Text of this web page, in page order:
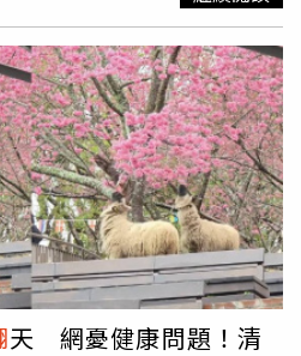
」、「禮物精緻到像藝術品」、
外，林心如先前也透露，今年母
帶著媽媽、婆婆與女兒一起聚餐
是自己負責安排，「怎麼好意思
。至於老公霍建華是否會現身一
前還不確定對方是否有工作安
她也笑說，母親節真正的主角其
跟婆婆表示，不是跟我」，一句
互動。林心如也透露，女兒平時
早上起床要點眼藥水時，即使小
起身幫忙抽衛生紙，小小舉動總
令便自動開啟「熱舞模式」，一
手勢，萌翻眾人。談及體驗後的
友展覽：「不僅能讓小孩放電、
的設施也讓家長能輕鬆陪伴。」
妹，更邀請到網路人氣小孩哈哈
生活等知名親子社群創作者共同
透過寓教於樂的方式讓孩子認識
同時，展區中充分讓孩子有五感
於兒童的成長發育也具有重要的
天 網憂健康問題！清